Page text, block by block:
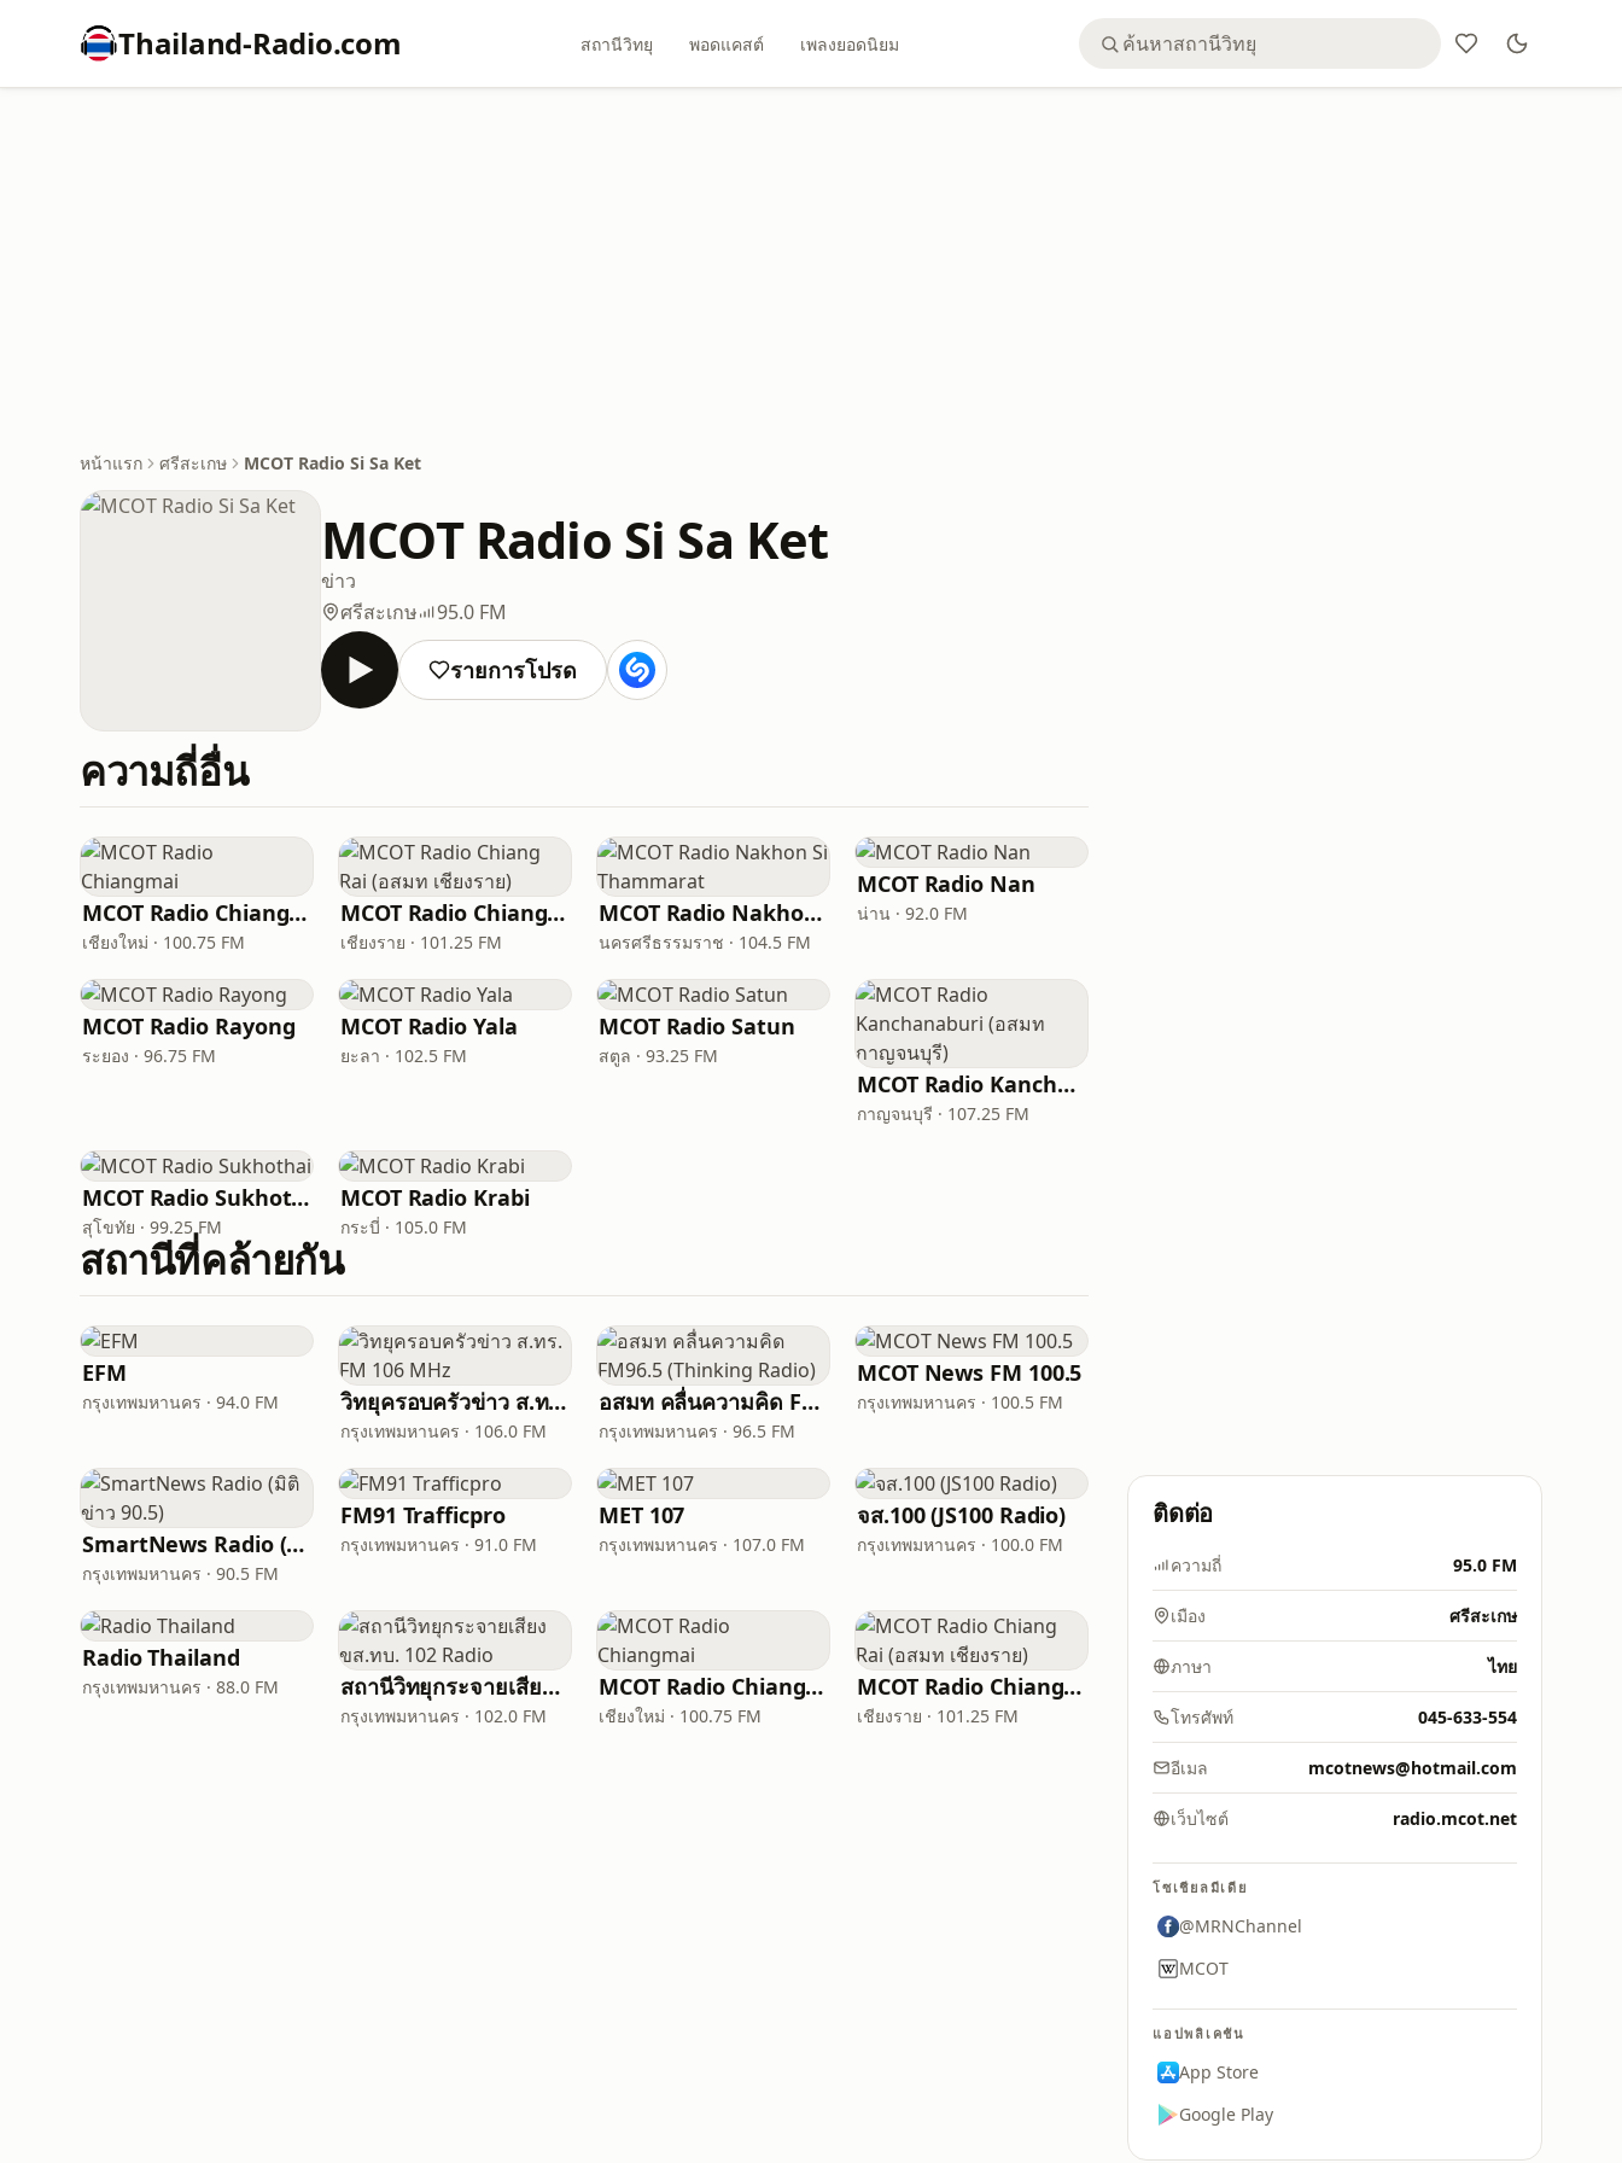
Thailand-Radio.com สถานีวิทยุ พอดแคสต์ เพลงยอดนิยม
หน้าแรก ศรีสะเกษ MCOT Radio Si Sa Ket
MCOT Radio Si Sa Ket
ข่าว
ศรีสะเกษ
95.0 FM
รายการโปรด
ความถี่อื่น
MCOT Radio Chiangmai
เชียงใหม่ · 100.75 FM
MCOT Radio Chiang Rai (อสมท เชียงราย)
เชียงราย · 101.25 FM
MCOT Radio Nakhon Si Thammarat
นครศรีธรรมราช · 104.5 FM
MCOT Radio Nan
น่าน · 92.0 FM
MCOT Radio Rayong
ระยอง · 96.75 FM
MCOT Radio Yala
ยะลา · 102.5 FM
MCOT Radio Satun
สตูล · 93.25 FM
MCOT Radio Kanchanaburi (อสมท กาญจนบุรี)
กาญจนบุรี · 107.25 FM
MCOT Radio Sukhothai
สุโขทัย · 99.25 FM
MCOT Radio Krabi
กระบี่ · 105.0 FM
สถานีที่คล้ายกัน
EFM
กรุงเทพมหานคร · 94.0 FM วิทยุครอบครัวข่าว ส.ทร. FM 106 MHz
กรุงเทพมหานคร · 106.0 FM
อสมท คลื่นความคิด FM96.5 (Thinking Radio)
กรุงเทพมหานคร · 96.5 FM
MCOT News FM 100.5
กรุงเทพมหานคร · 100.5 FM
SmartNews Radio (มิติข่าว 90.5)
กรุงเทพมหานคร · 90.5 FM
FM91 Trafficpro
กรุงเทพมหานคร · 91.0 FM
MET 107
กรุงเทพมหานคร · 107.0 FM
จส.100 (JS100 Radio)
กรุงเทพมหานคร · 100.0 FM
Radio Thailand
กรุงเทพมหานคร · 88.0 FM สถานีวิทยุกระจายเสียง ขส.ทบ. 102 Radio
กรุงเทพมหานคร · 102.0 FM
MCOT Radio Chiangmai
เชียงใหม่ · 100.75 FM
MCOT Radio Chiang Rai (อสมท เชียงราย)
เชียงราย · 101.25 FM
ติดต่อ
ความถี่ 95.0 FM
เมือง ศรีสะเกษ
ภาษา ไทย
โทรศัพท์ 045-633-554
อีเมล mcotnews@hotmail.com
เว็บไซต์ radio.mcot.net
โซเชียลมีเดีย
@MRNChannel
MCOT
แอปพลิเคชัน
App Store
Google Play